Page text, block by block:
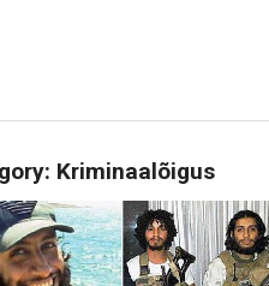
Kriminaalõigus